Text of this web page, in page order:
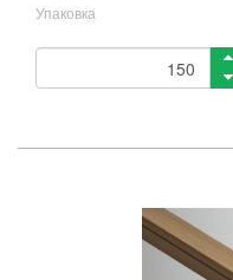
Упаковка